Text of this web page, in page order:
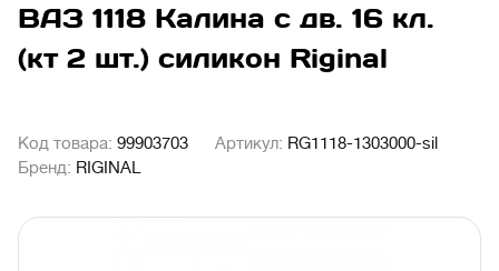
ВАЗ 1118 Калина с дв. 16 кл.
(кт 2 шт.) силикон Riginal
Код товара: 99903703 Артикул: RG1118-1303000-sil
Бренд: RIGINAL